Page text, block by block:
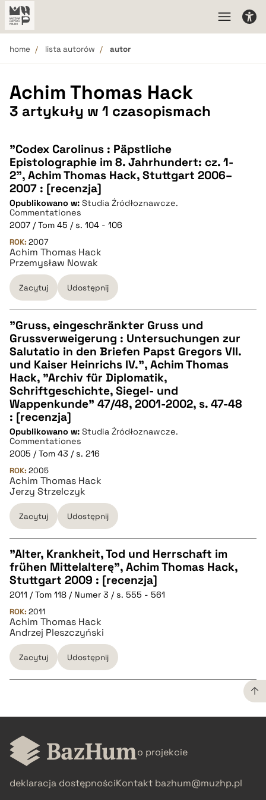
home lista autorów autor
Achim Thomas Hack
3 artykuły w 1 czasopismach
"Codex Carolinus : Päpstliche
Epistolographie im 8. Jahrhundert: cz. 1-
2", Achim Thomas Hack, Stuttgart 2006–
2007 : [recenzja]
Opublikowano w: Studia Źródłoznawcze.
Commentationes
2007 / Tom 45 / s. 104 - 106
ROK: 2007
Achim Thomas Hack
Przemysław Nowak
Zacytuj Udostępnij
CZYSTY TEKST
pobierz cytat
BIBTEX
pobierz cytat
"Gruss, eingeschränkter Gruss und
Grussverweigerung : Untersuchungen zur
Salutatio in den Briefen Papst Gregors VII.
und Kaiser Heinrichs IV.", Achim Thomas
Hack, "Archiv für Diplomatik,
Schriftgeschichte, Siegel- und
Wappenkunde" 47/48, 2001-2002, s. 47-48
: [recenzja]
Opublikowano w: Studia Źródłoznawcze.
Commentationes
2005 / Tom 43 / s. 216
ROK: 2005
Achim Thomas Hack
Jerzy Strzelczyk
Zacytuj Udostępnij
CZYSTY TEKST
pobierz cytat
BIBTEX
pobierz cytat
"Alter, Krankheit, Tod und Herrschaft im
frühen Mittelalterę", Achim Thomas Hack,
Stuttgart 2009 : [recenzja]
2011 / Tom 118 / Numer 3 / s. 555 - 561
ROK: 2011
Achim Thomas Hack
Andrzej Pleszczyński
Zacytuj Udostępnij
CZYSTY TEKST
pobierz cytat
BIBTEX
o projekcie
deklaracja dostępnościKontakt bazhum@muzhp.pl